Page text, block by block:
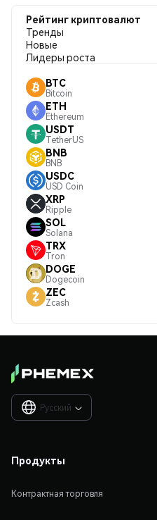
Рейтинг криптовалют
Тренды
Новые
Лидеры роста
BTC
Bitcoin
ETH
Ethereum
USDT
TetherUS
BNB
BNB
USDC
USD Coin
XRP
Ripple
SOL
Solana
TRX
Tron
DOGE
Dogecoin
ZEC
Zcash
Русский 
Продукты
Контрактная торговля